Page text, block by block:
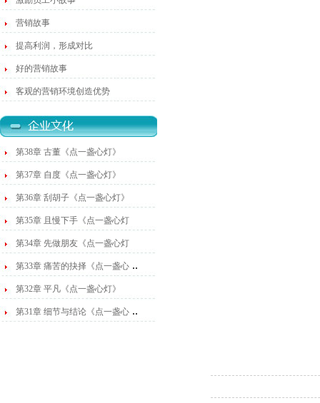
营销故事
提高利润，形成对比
好的营销故事
客观的营销环境创造优势
第38章 古董《点一盏心灯》
第37章 自度《点一盏心灯》
第36章 刮胡子《点一盏心灯》
第35章 且慢下手《点一盏心灯
第34章 先做朋友《点一盏心灯
第33章 痛苦的抉择《点一盏心 ..
第32章 平凡《点一盏心灯》
第31章 细节与结论《点一盏心 ..